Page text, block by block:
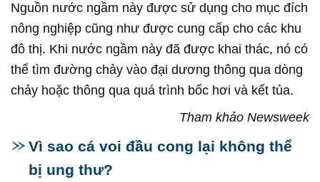
Nguồn nước ngầm này được sử dụng cho mục đích
nông nghiệp cũng như được cung cấp cho các khu
đô thị. Khi nước ngầm này đã được khai thác, nó có
thể tìm đường chảy vào đại dương thông qua dòng
chảy hoặc thông qua quá trình bốc hơi và kết tủa.
Tham khảo Newsweek
Vì sao cá voi đầu cong lại không thể
bị ung thư?